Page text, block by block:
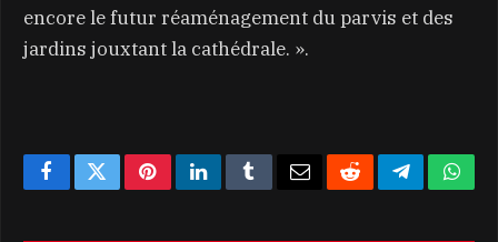
encore le futur réaménagement du parvis et des
jardins jouxtant la cathédrale. ».
FacebookTwitterPinterestLinkedInTumblr EmailRedditTelegram